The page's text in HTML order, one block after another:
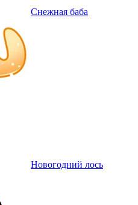
Снежная баба
Новогодний лось